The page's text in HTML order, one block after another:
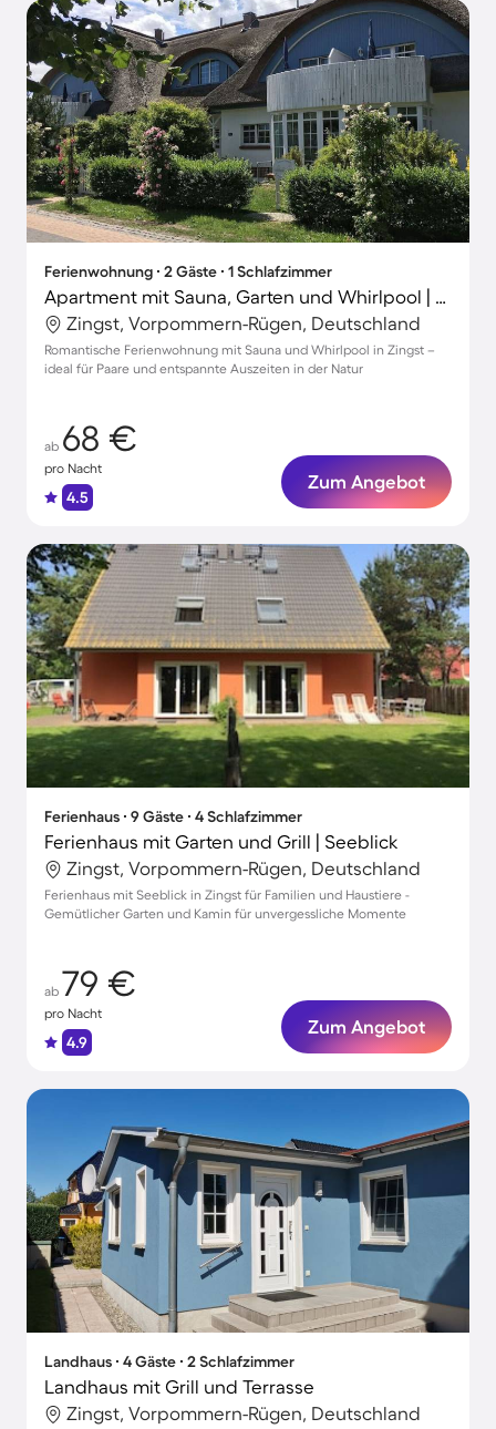
Ferienwohnung ∙ 2 Gäste ∙ 1 Schlafzimmer
Apartment mit Sauna, Garten und Whirlpool | Stadtblick
Zingst, Vorpommern-Rügen, Deutschland
Romantische Ferienwohnung mit Sauna und Whirlpool in Zingst –
ideal für Paare und entspannte Auszeiten in der Natur
ab 68 €
pro Nacht
4.5
Zum Angebot
Ferienhaus ∙ 9 Gäste ∙ 4 Schlafzimmer
Ferienhaus mit Garten und Grill | Seeblick
Zingst, Vorpommern-Rügen, Deutschland
Ferienhaus mit Seeblick in Zingst für Familien und Haustiere -
Gemütlicher Garten und Kamin für unvergessliche Momente
ab 79 €
pro Nacht
4.9
Zum Angebot
Landhaus ∙ 4 Gäste ∙ 2 Schlafzimmer
Landhaus mit Grill und Terrasse
Zingst, Vorpommern-Rügen, Deutschland